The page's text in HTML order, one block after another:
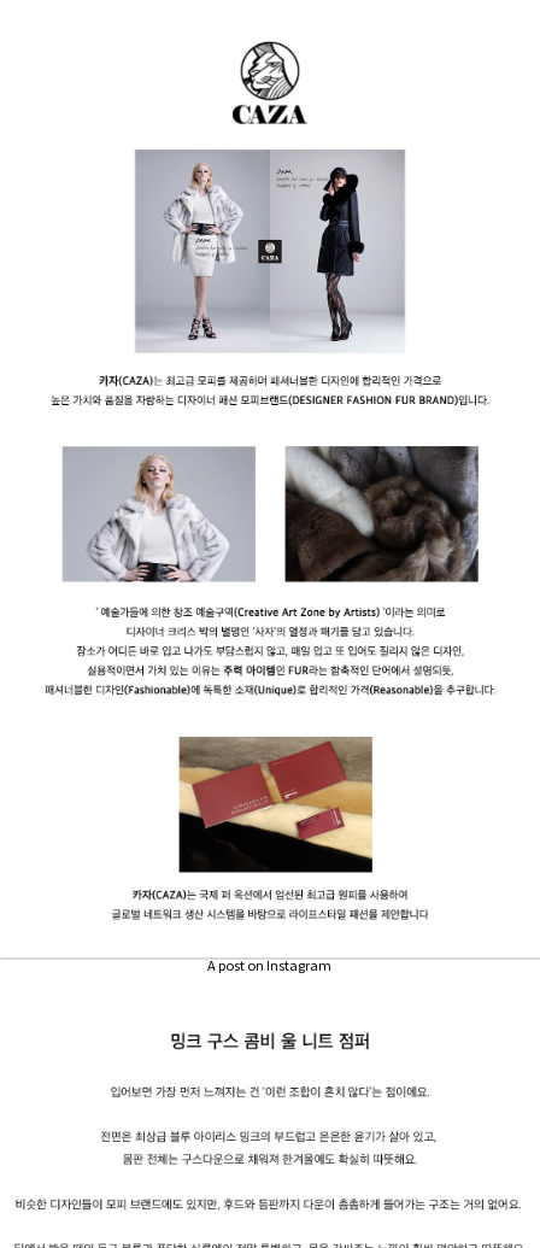
A post on Instagram